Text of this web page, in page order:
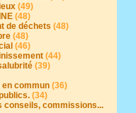
(49)
(48)
de déchets (48)
(48)
(46)
(44)
(39)
en commun (36)
(34)
conseils, commissions...